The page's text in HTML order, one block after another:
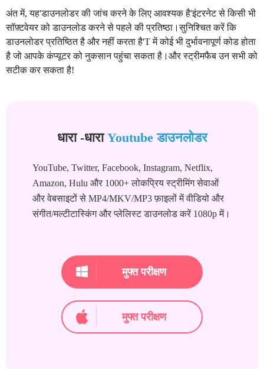
अंत में, यह'डाउनलोडर की जांच करने के लिए आवश्यक है'इंटरनेट से किसी भी
सॉफ़्टवेयर को डाउनलोड करने से पहले की प्रतिष्ठा।सुनिश्चित करें कि
डाउनलोडर प्रतिष्ठित है और नहीं करता है'T में कोई भी दुर्भावनापूर्ण कोड होता
है जो आपके कंप्यूटर को नुकसान पहुंचा सकता है।और स्ट्रीमफैब उन सभी को
सटीक कर सकता है!
धारा -धारा Youtube डाउनलोडर
YouTube, Twitter, Facebook, Instagram, Netflix,
Amazon, Hulu और 1000+ लोकप्रिय स्ट्रीमिंग सेवाओं
और वेबसाइटों से MP4/MKV/MP3 फ़ाइलों में वीडियो और
संगीत/मल्टीटास्किंग और प्लेलिस्ट डाउनलोड करें 1080p में।
मुफ्त परीक्षण
मुफ्त परीक्षण